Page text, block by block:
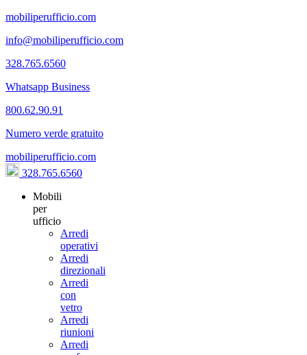
mobiliperufficio.com
info@mobiliperufficio.com
328.765.6560
Whatsapp Business
800.62.90.91
Numero verde gratuito
mobiliperufficio.com
328.765.6560
Mobili
per
ufficio
Arredi
operativi
Arredi
direzionali
Arredi
con
vetro
Arredi
riunioni
Arredi